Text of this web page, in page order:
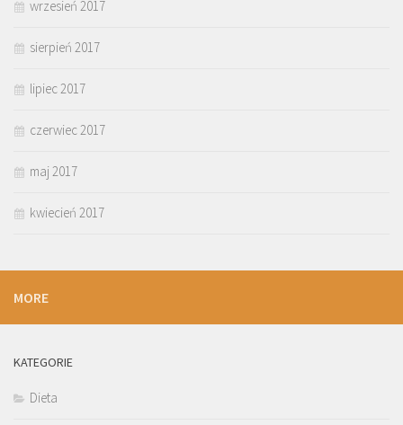
wrzesień 2017
sierpień 2017
lipiec 2017
czerwiec 2017
maj 2017
kwiecień 2017
MORE
KATEGORIE
Dieta